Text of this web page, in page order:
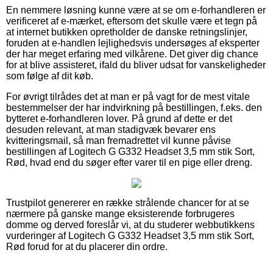
En nemmere løsning kunne være at se om e-forhandleren er
verificeret af e-mærket, eftersom det skulle være et tegn på
at internet butikken opretholder de danske retningslinjer,
foruden at e-handlen lejlighedsvis undersøges af eksperter
der har meget erfaring med vilkårene. Det giver dig chance
for at blive assisteret, ifald du bliver udsat for vanskeligheder
som følge af dit køb.
For øvrigt tilrådes det at man er på vagt for de mest vitale
bestemmelser der har indvirkning på bestillingen, f.eks. den
bytteret e-forhandleren lover. På grund af dette er det
desuden relevant, at man stadigvæk bevarer ens
kvitteringsmail, så man fremadrettet vil kunne påvise
bestillingen af Logitech G G332 Headset 3,5 mm stik Sort,
Rød, hvad end du søger efter varer til en pige eller dreng.
Trustpilot genererer en række strålende chancer for at se
nærmere på ganske mange eksisterende forbrugeres
domme og derved foreslår vi, at du studerer webbutikkens
vurderinger af Logitech G G332 Headset 3,5 mm stik Sort,
Rød forud for at du placerer din ordre.